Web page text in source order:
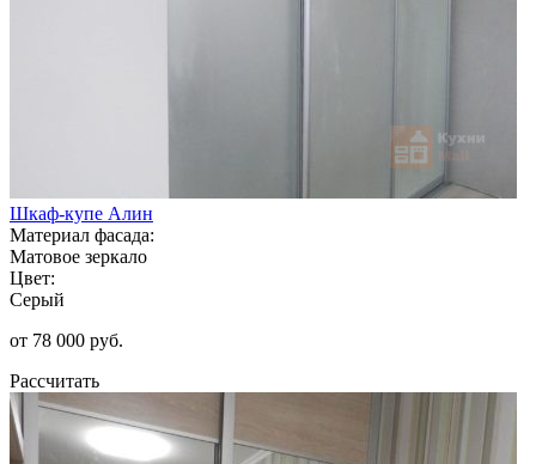
Шкаф-купе Алин
Материал фасада:
Матовое зеркало
Цвет:
Серый
от 78 000 руб.
Рассчитать